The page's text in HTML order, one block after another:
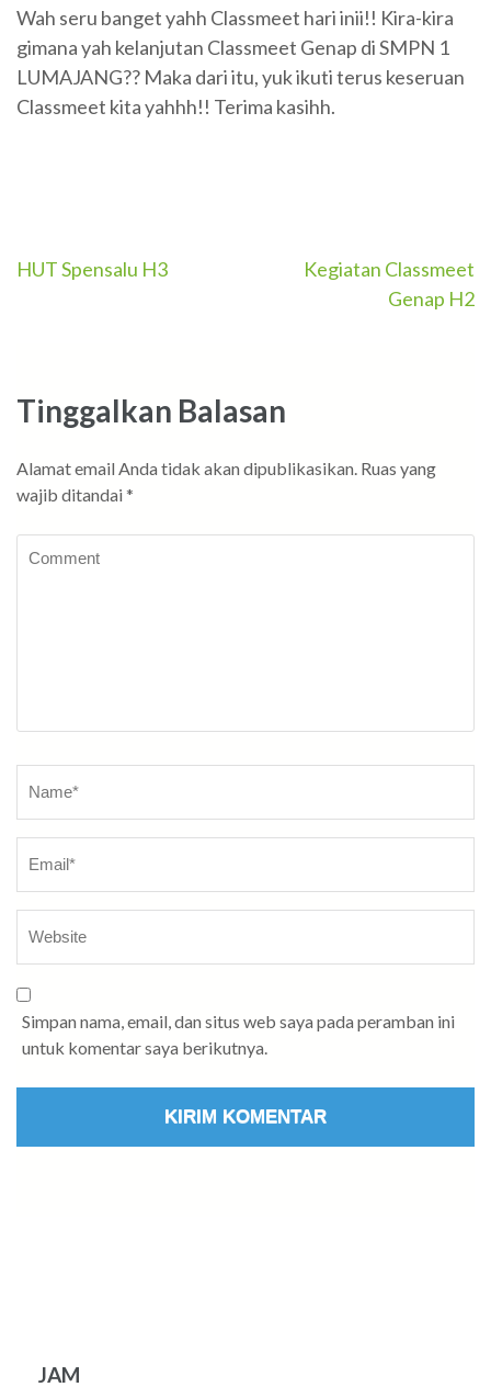
Wah seru banget yahh Classmeet hari inii!! Kira-kira
gimana yah kelanjutan Classmeet Genap di SMPN 1
LUMAJANG?? Maka dari itu, yuk ikuti terus keseruan
Classmeet kita yahhh!! Terima kasihh.
Navigasi
HUT Spensalu H3
Kegiatan Classmeet
Genap H2
Tinggalkan Balasan
Alamat email Anda tidak akan dipublikasikan. Ruas yang
wajib ditandai *
Simpan nama, email, dan situs web saya pada peramban ini
untuk komentar saya berikutnya.
JAM